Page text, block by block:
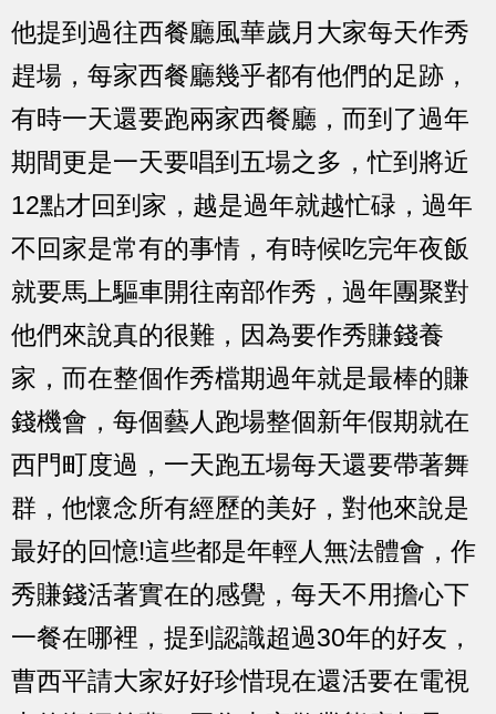
他提到過往西餐廳風華歲月大家每天作秀
趕場，每家西餐廳幾乎都有他們的足跡，
有時一天還要跑兩家西餐廳，而到了過年
期間更是一天要唱到五場之多，忙到將近
12點才回到家，越是過年就越忙碌，過年
不回家是常有的事情，有時候吃完年夜飯
就要馬上驅車開往南部作秀，過年團聚對
他們來說真的很難，因為要作秀賺錢養
家，而在整個作秀檔期過年就是最棒的賺
錢機會，每個藝人跑場整個新年假期就在
西門町度過，一天跑五場每天還要帶著舞
群，他懷念所有經歷的美好，對他來說是
最好的回憶!這些都是年輕人無法體會，作
秀賺錢活著實在的感覺，每天不用擔心下
一餐在哪裡，提到認識超過30年的好友，
曹西平請大家好好珍惜現在還活要在電視